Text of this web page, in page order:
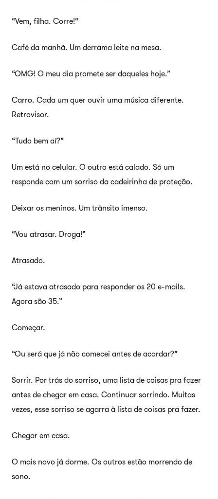
“Vem, filha. Corre!“
Café da manhã. Um derrama leite na mesa.
“OMG! O meu dia promete ser daqueles hoje.”
Carro. Cada um quer ouvir uma música diferente.
Retrovisor.
“Tudo bem aí?”
Um está no celular. O outro está calado. Só um
responde com um sorriso da cadeirinha de proteção.
Deixar os meninos. Um trânsito imenso.
“Vou atrasar. Droga!”
Atrasado.
“Já estava atrasado para responder os 20 e-mails.
Agora são 35.”
Começar.
“Ou será que já não comecei antes de acordar?”
Sorrir. Por trás do sorriso, uma lista de coisas pra fazer
antes de chegar em casa. Continuar sorrindo. Muitas
vezes, esse sorriso se agarra à lista de coisas pra fazer.
Chegar em casa.
O mais novo já dorme. Os outros estão morrendo de
sono.